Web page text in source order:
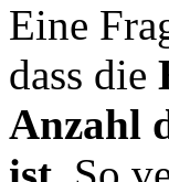
Eine
dass die
Anzahl